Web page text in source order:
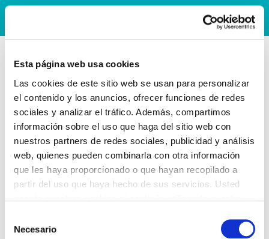
Esta página web usa cookies
Las cookies de este sitio web se usan para personalizar
el contenido y los anuncios, ofrecer funciones de redes
sociales y analizar el tráfico. Además, compartimos
información sobre el uso que haga del sitio web con
nuestros partners de redes sociales, publicidad y análisis
web, quienes pueden combinarla con otra información
que les haya proporcionado o que hayan recopilado a
partir del uso que haya hecho de sus servicios. Usted
Necesario